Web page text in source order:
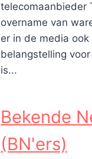
telecomaanbieder
overname van
er in de media
belangstelling
is...
Bekende
(BN'ers)